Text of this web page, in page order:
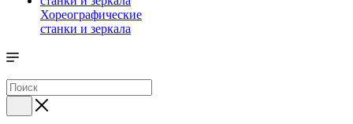
Хореографические
станки и зеркала